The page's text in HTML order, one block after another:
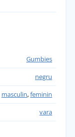
Gumbies
negru
masculin,feminin
vara